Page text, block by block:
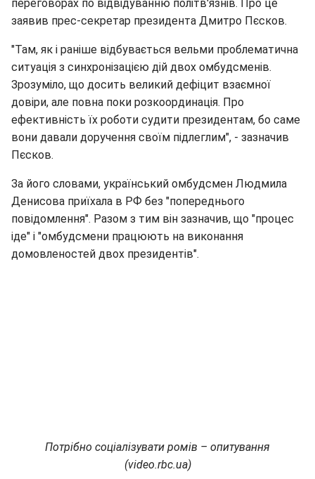
переговорах по відвідуванню політв'язнів. Про це
заявив прес-секретар президента Дмитро Пєсков.
"Там, як і раніше відбувається вельми проблематична
ситуація з синхронізацією дій двох омбудсменів.
Зрозуміло, що досить великий дефіцит взаємної
довіри, але повна поки розкоординація. Про
ефективність їх роботи судити президентам, бо саме
вони давали доручення своїм підлеглим", - зазначив
Пєсков.
За його словами, український омбудсмен Людмила
Денисова приїхала в РФ без "попереднього
повідомлення". Разом з тим він зазначив, що "процес
іде" і "омбудсмени працюють на виконання
домовленостей двох президентів".
Потрібно соціалізувати ромів – опитування
(video.rbc.ua)